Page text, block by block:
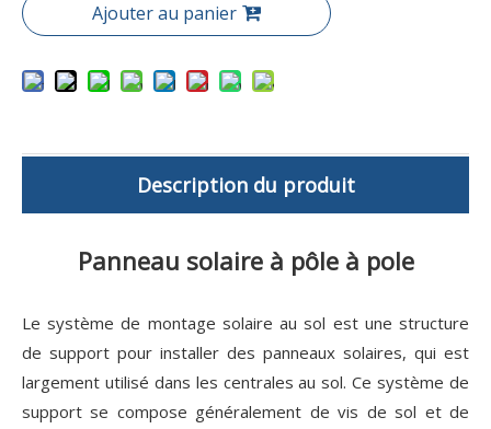
Ajouter au panier
Description du produit
Panneau solaire à pôle à pole
Le système de montage solaire au sol est une structure
de support pour installer des panneaux solaires, qui est
largement utilisé dans les centrales au sol. Ce système de
support se compose généralement de vis de sol et de